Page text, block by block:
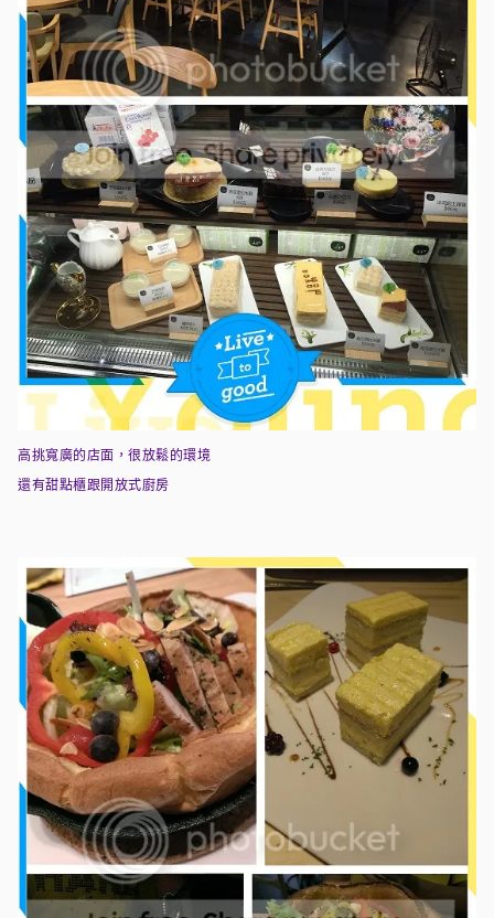
高挑寬廣的店面，很放鬆的環境
還有甜點櫃跟開放式廚房